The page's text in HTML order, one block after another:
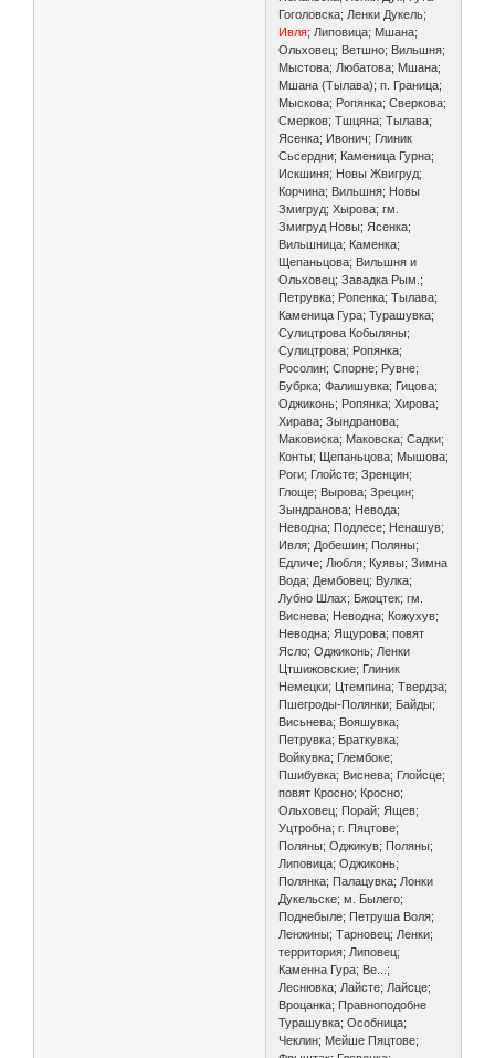
Гоголовска; Ленки Дукель;
Ивля; Липовица; Мшана;
Ольховец; Ветшно; Вильшня;
Мыстова; Любатова; Мшана;
Мшана (Тылава); п. Граница;
Мыскова; Ропянка; Сверкова;
Смерков; Тшцяна; Тылава;
Ясенка; Ивонич; Глиник
Сьсердни; Каменица Гурна;
Искшиня; Новы Жвигруд;
Корчина; Вильшня; Новы
Змигруд; Хырова; гм.
Змигруд Новы; Ясенка;
Вильшница; Каменка;
Щепаньцова; Вильшня и
Ольховец; Завадка Рым.;
Петрувка; Ропенка; Тылава;
Каменица Гура; Турашувка;
Сулицтрова Кобыляны;
Сулицтрова; Ропянка;
Росолин; Спорне; Рувне;
Бубрка; Фалишувка; Гицова;
Оджиконь; Ропянка; Хирова;
Хирава; Зындранова;
Маковиска; Маковска; Садки;
Конты; Щепаньцова; Мышова;
Роги; Глойсте; Зренцин;
Глоще; Вырова; Зрецин;
Зындранова; Невода;
Неводна; Подлесе; Ненашув;
Ивля; Добешин; Поляны;
Едличе; Любля; Куявы; Зимна
Вода; Дембовец; Вулка;
Лубно Шлах; Бжоцтек; гм.
Виснева; Неводна; Кожухув;
Неводна; Ящурова; повят
Ясло; Оджиконь; Ленки
Цтшижовские; Глиник
Немецки; Цтемпина; Твердза;
Пшегроды-Полянки; Байды;
Висьнева; Вояшувка;
Петрувка; Браткувка;
Войкувка; Глембоке;
Пшибувка; Виснева; Глойсце;
повят Кросно; Кросно;
Ольховец; Порай; Ящев;
Уцтробна; г. Пяцтове;
Поляны; Оджикув; Поляны;
Липовица; Оджиконь;
Полянка; Палацувка; Лонки
Дукельске; м. Былего;
Поднебыле; Петруша Воля;
Ленжины; Тарновец; Ленки;
территория; Липовец;
Каменна Гура; Ве...;
Леснювка; Лайсте; Лайсце;
Вроцанка; Правноподобне
Турашувка; Особница;
Чеклин; Мейше Пяцтове;